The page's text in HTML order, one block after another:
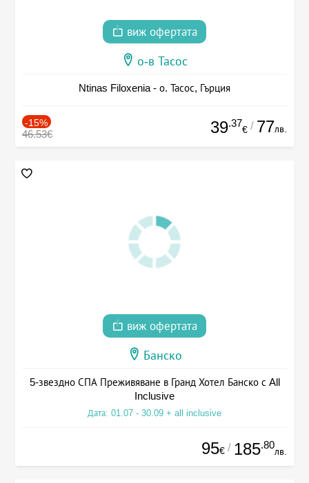
виж офертата
о-в Тасос
Ntinas Filoxenia - о. Тасос, Гърция
-15%
46.53€ 39.37
€ / 77лв.
виж офертата
Банско
5-звездно СПА Преживяване в Гранд Хотел Банско с All
Inclusive
Дата: 01.07 - 30.09 + all inclusive
95€ / 185.80
лв.